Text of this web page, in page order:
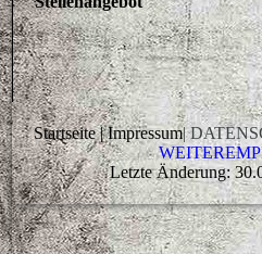
Startseite | Impressum|
Letzte Änderung: